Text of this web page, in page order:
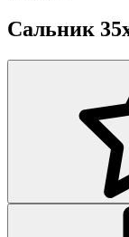
Сальник